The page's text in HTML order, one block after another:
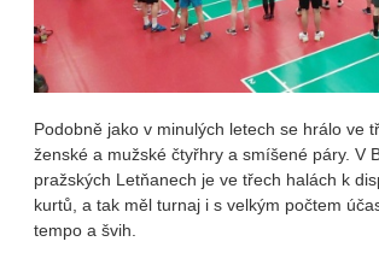
Podobně jako v minulých letech se hrálo ve
ženské a mužské čtyřhry a smíšené páry. V
pražských Letňanech je ve třech halách k
kurtů, a tak měl turnaj i s velkým počtem
tempo a švih.